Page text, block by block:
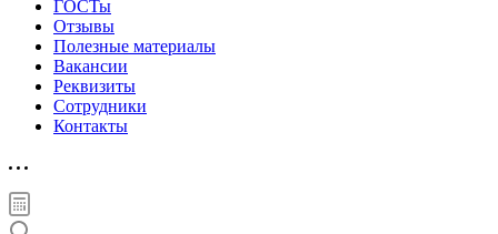
ГОСТы
Отзывы
Полезные материалы
Вакансии
Реквизиты
Сотрудники
Контакты